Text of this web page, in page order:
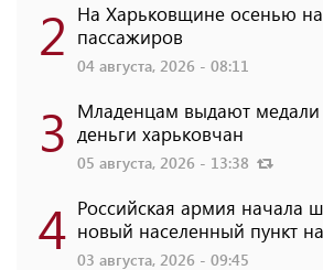
2 На Харьковщине осенью
пассажиров
04 августа, 2026 - 08:11
3 Младенцам выдают медали
деньги харьковчан
05 августа, 2026 - 13:38
4 Российская армия начала
новый населенный пункт
03 августа, 2026 - 09:45